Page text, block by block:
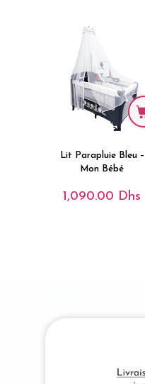
Lit Parapluie Bleu –
Mon Bébé
1,090.00 Dhs